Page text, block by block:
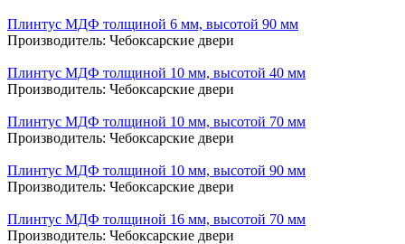
Плинтус МДФ толщиной 6 мм, высотой 90 мм
Производитель: Чебоксарские двери
Плинтус МДФ толщиной 10 мм, высотой 40 мм
Производитель: Чебоксарские двери
Плинтус МДФ толщиной 10 мм, высотой 70 мм
Производитель: Чебоксарские двери
Плинтус МДФ толщиной 10 мм, высотой 90 мм
Производитель: Чебоксарские двери
Плинтус МДФ толщиной 16 мм, высотой 70 мм
Производитель: Чебоксарские двери